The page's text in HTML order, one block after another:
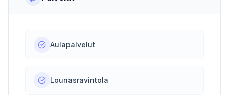
Aulapalvelut
Lounasravintola